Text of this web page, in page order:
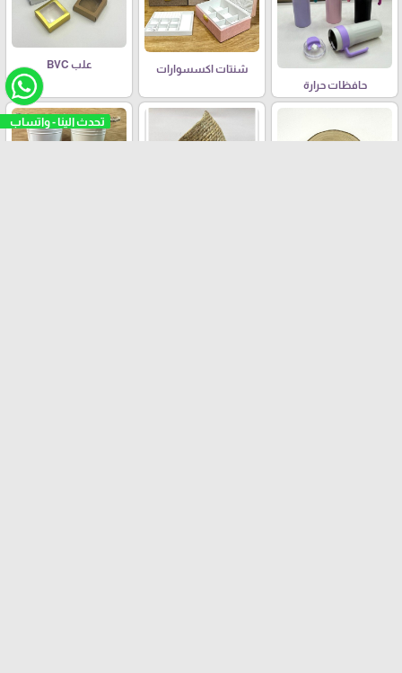
تحدث الينا - واتساب
حافظات حرارة
شنتات اكسسوارات علب BVC